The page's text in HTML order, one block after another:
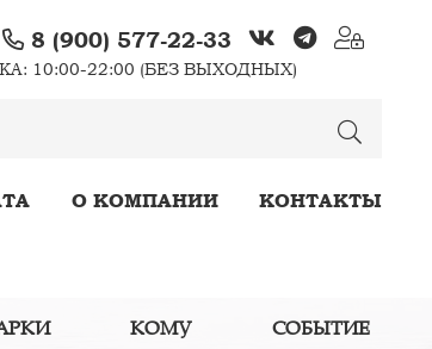
8 (900) 577-22-33
10:00-22:00 (БЕЗ ВЫХОДНЫХ)
О КОМПАНИИ КОНТАКТЫ
КОМУ СОБЫТИЕ